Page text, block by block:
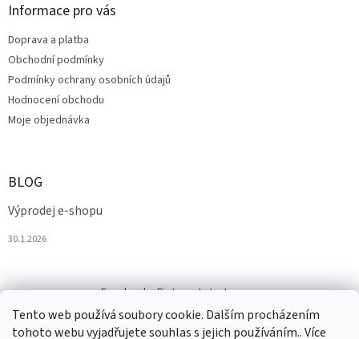
Tento web používá soubory cookie. Dalším procházením
tohoto webu vyjadřujete souhlas s jejich používáním.. Více
Informace pro vás
Doprava a platba
Obchodní podmínky
Podmínky ochrany osobních údajů
Hodnocení obchodu
Moje objednávka
BLOG
Výprodej e-shopu
30.1.2026
Facebook Pinterest Instagram